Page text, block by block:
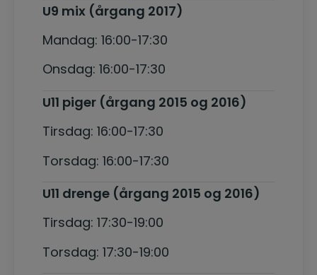
U9 mix (årgang 2017)
Mandag: 16:00-17:30
Onsdag: 16:00-17:30
U11 piger (årgang 2015 og 2016)
Tirsdag: 16:00-17:30
Torsdag: 16:00-17:30
U11 drenge (årgang 2015 og 2016)
Tirsdag: 17:30-19:00
Torsdag: 17:30-19:00